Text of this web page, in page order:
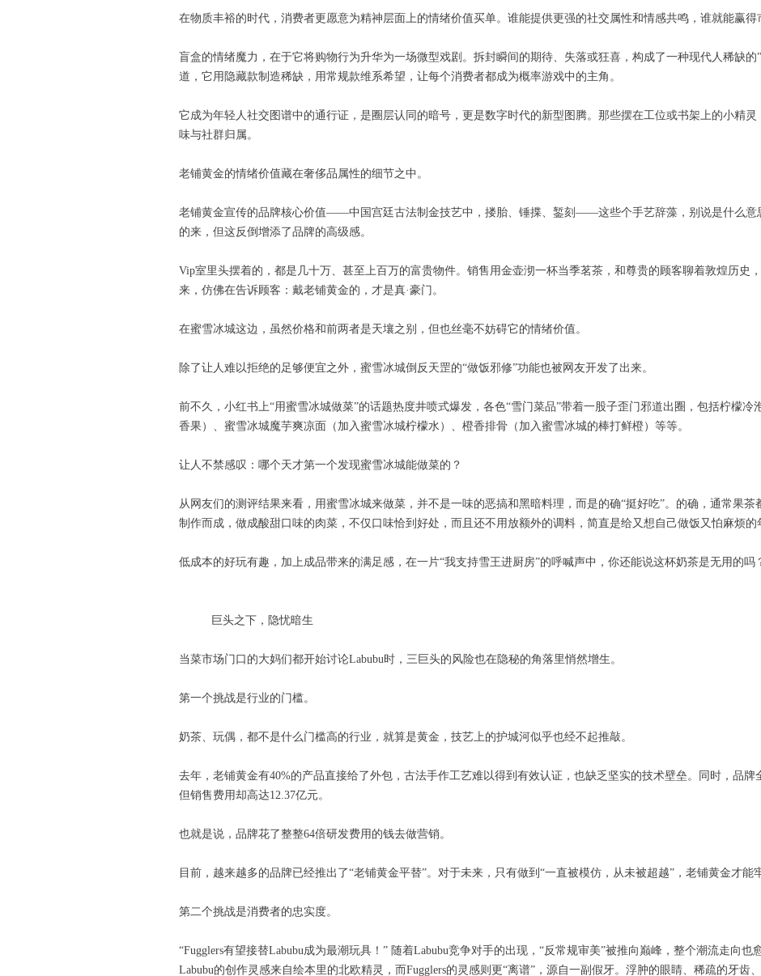
在物质丰裕的时代，消费者更愿意为精神层面上的情绪价值买单。谁能提供更强的社交属性和情感共鸣，谁就能赢得
盲盒的情绪魔力，在于它将购物行为升华为一场微型戏剧。拆封瞬间的期待、失落或狂喜，构成了一种现代人稀缺的
道，它用隐藏款制造稀缺，用常规款维系希望，让每个消费者都成为概率游戏中的主角。
它成为年轻人社交图谱中的通行证，是圈层认同的暗号，更是数字时代的新型图腾。那些摆在工位或书架上的小精
味与社群归属。
老铺黄金的情绪价值藏在奢侈品属性的细节之中。
老铺黄金宣传的品牌核心价值——中国宫廷古法制金技艺中，搂胎、锤揲、錾刻——这些个手艺辞藻，别说是什么意
的来，但这反倒增添了品牌的高级感。
Vip室里头摆着的，都是几十万、甚至上百万的富贵物件。销售用金壶沏一杯当季茗茶，和尊贵的顾客聊着敦煌历史
来，仿佛在告诉顾客：戴老铺黄金的，才是真·豪门。
在蜜雪冰城这边，虽然价格和前两者是天壤之别，但也丝毫不妨碍它的情绪价值。
除了让人难以拒绝的足够便宜之外，蜜雪冰城倒反天罡的“做饭邪修”功能也被网友开发了出来。
前不久，小红书上“用蜜雪冰城做菜”的话题热度井喷式爆发，各色“雪门菜品”带着一股子歪门邪道出圈，包括柠檬冷
香果）、蜜雪冰城魔芋爽凉面（加入蜜雪冰城柠檬水）、橙香排骨（加入蜜雪冰城的棒打鲜橙）等等。
让人不禁感叹：哪个天才第一个发现蜜雪冰城能做菜的？
从网友们的测评结果来看，用蜜雪冰城来做菜，并不是一味的恶搞和黑暗料理，而是的确“挺好吃”。的确，通常果
制作而成，做成酸甜口味的肉菜，不仅口味恰到好处，而且还不用放额外的调料，简直是给又想自己做饭又怕麻烦的
低成本的好玩有趣，加上成品带来的满足感，在一片“我支持雪王进厨房”的呼喊声中，你还能说这杯奶茶是无用的吗
巨头之下，隐忧暗生
当菜市场门口的大妈们都开始讨论Labubu时，三巨头的风险也在隐秘的角落里悄然增生。
第一个挑战是行业的门槛。
奶茶、玩偶，都不是什么门槛高的行业，就算是黄金，技艺上的护城河似乎也经不起推敲。
去年，老铺黄金有40%的产品直接给了外包，古法手作工艺难以得到有效认证，也缺乏坚实的技术壁垒。同时，品牌
但销售费用却高达12.37亿元。
也就是说，品牌花了整整64倍研发费用的钱去做营销。
目前，越来越多的品牌已经推出了“老铺黄金平替”。对于未来，只有做到“一直被模仿，从未被超越”，老铺黄金才能
第二个挑战是消费者的忠实度。
“Fugglers有望接替Labubu成为最潮玩具！” 随着Labubu竞争对手的出现，“反常规审美”被推向巅峰，整个潮流走向也
Labubu的创作灵感来自绘本里的北欧精灵，而Fugglers的灵感则更“离谱”，源自一副假牙。浮肿的眼睛、稀疏的牙